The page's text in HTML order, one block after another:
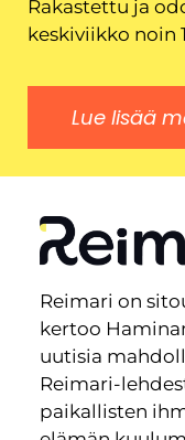
Rakastettu ja
keskiviikko noin
Lue lisää
Reimari on
kertoo
uutisia
Reimari-
paikallisten